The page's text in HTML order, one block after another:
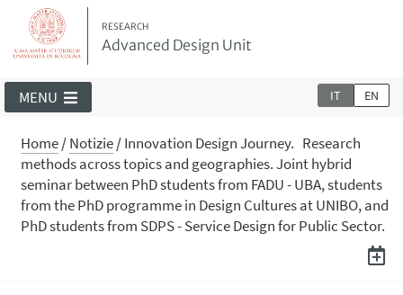
RESEARCH
Advanced Design Unit
IT EN
MENU
Home/Notizie/Innovation Design Journey. Research
methods across topics and geographies. Joint hybrid
seminar between PhD students from FADU - UBA, students
from the PhD programme in Design Cultures at UNIBO, and
PhD students from SDPS - Service Design for Public Sector.